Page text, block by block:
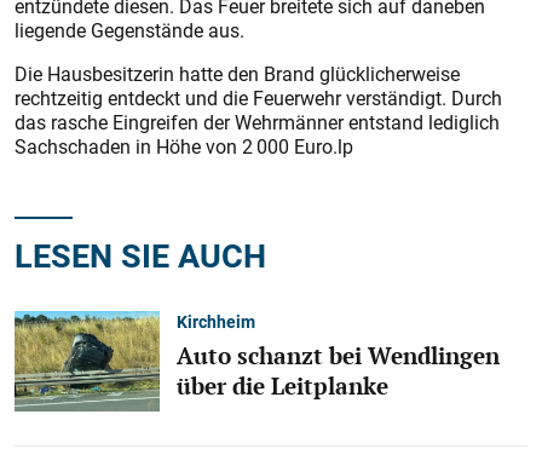
entzündete diesen. Das Feuer breitete sich auf daneben
liegende Gegenstände aus.
Die Hausbesitzerin hatte den Brand glücklicherweise
rechtzeitig entdeckt und die Feuerwehr verständigt. Durch
das rasche Eingreifen der Wehrmänner entstand lediglich
Sachschaden in Höhe von 2 000 Euro.lp
LESEN SIE AUCH
Kirchheim
Auto schanzt bei Wendlingen
über die Leitplanke